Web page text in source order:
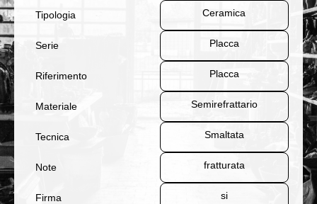
Tipologia Ceramica
Serie Placca
Riferimento Placca
Materiale Semirefrattario
Tecnica Smaltata
Note fratturata
Firma si